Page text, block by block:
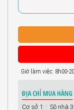
Giờ làm việc: 8h00-
ĐỊA CHỈ MUA HÀNG
Cơ sở 1: : Sô nhà